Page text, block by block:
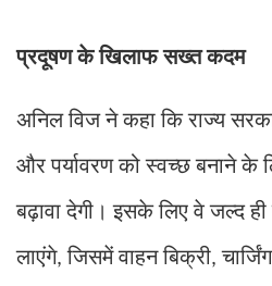
प्रदूषण के खिलाफ सख्त कदम
अनिल विज ने कहा कि राज्य
और पर्यावरण को स्वच्छ बनाने के
बढ़ावा देगी। इसके लिए वे जल्द
लाएंगे,जिसमें वाहन बिक्री,